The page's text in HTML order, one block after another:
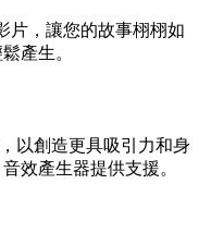
片，讓您的故事栩栩如
產生。
以創造更具吸引力和身
效產生器提供支援。